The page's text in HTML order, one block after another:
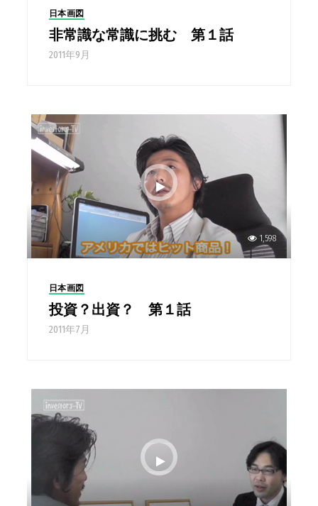
日本画図
非常識な常識に挑む 第１話
2011年9月
1,598
日本画図
投資？出資？ 第１話
2011年7月